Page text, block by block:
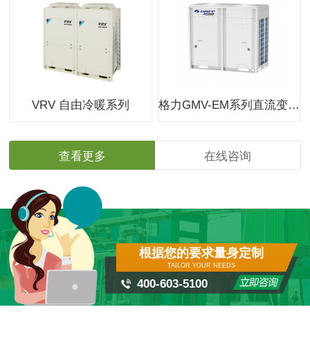
VRV 自由冷暖系列 格力GMV-EM系列直流变频多联机组
查看更多 在线咨询
根据您的要求量身定制
TAILOR YOUR NEEDS
400-603-5100